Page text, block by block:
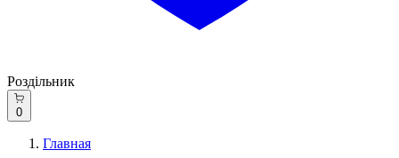
Роздільник
0
Главная